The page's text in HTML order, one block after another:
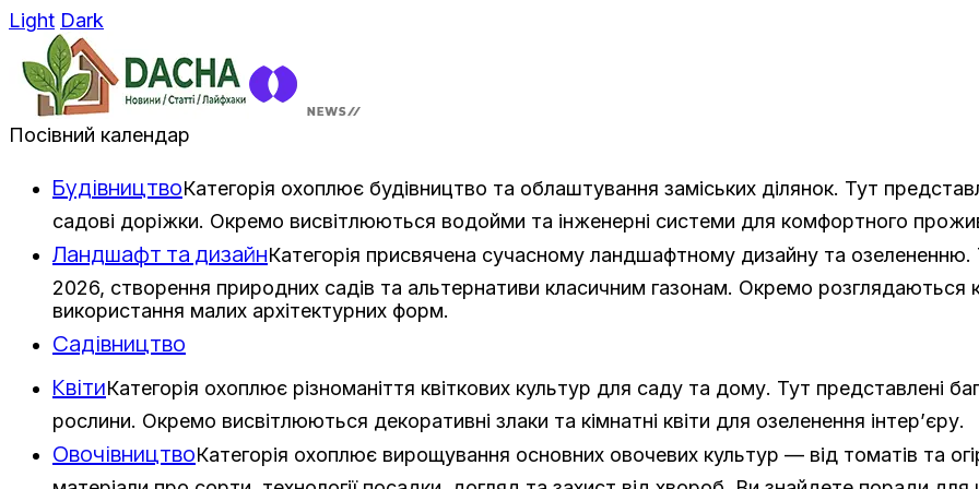
Light Dark
Посівний календар
БудівництвоКатегорія охоплює будівництво та облаштування заміських ділянок. Тут
садові доріжки. Окремо висвітлюються водойми та інженерні системи для комфортного
Ландшафт та дизайнКатегорія присвячена сучасному ландшафтному дизайну та
2026, створення природних садів та альтернативи класичним газонам. Окремо розглядаються
використання малих архітектурних форм.
Садівництво
КвітиКатегорія охоплює різноманіття квіткових культур для саду та дому. Тут представлені
рослини. Окремо висвітлюються декоративні злаки та кімнатні квіти для озеленення інтер’єру.
ОвочівництвоКатегорія охоплює вирощування основних овочевих культур — від томатів та